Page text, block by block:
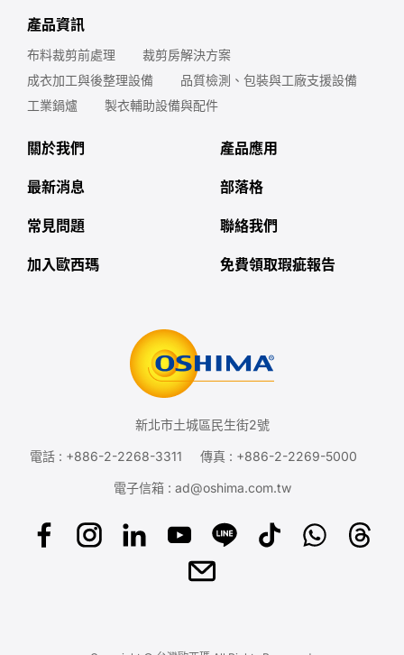
產品資訊
布料裁剪前處理
裁剪房解決方案
成衣加工與後整理設備
品質檢測、包裝與工廠支援設備
工業鍋爐
製衣輔助設備與配件
關於我們 產品應用
最新消息 部落格
常見問題 聯絡我們
加入歐西瑪 免費領取瑕疵報告
新北市土城區民生街2號
電話 : +886-2-2268-3311 傳真 : +886-2-2269-5000
電子信箱 : ad@oshima.com.tw